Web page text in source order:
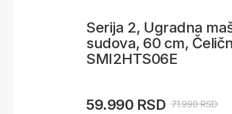
Serija 2, Ugradna
sudova, 60 cm,
SMI2HTS06E
59.990 RSD 71.990 RSD